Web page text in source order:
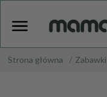
Strona główna Zabawki